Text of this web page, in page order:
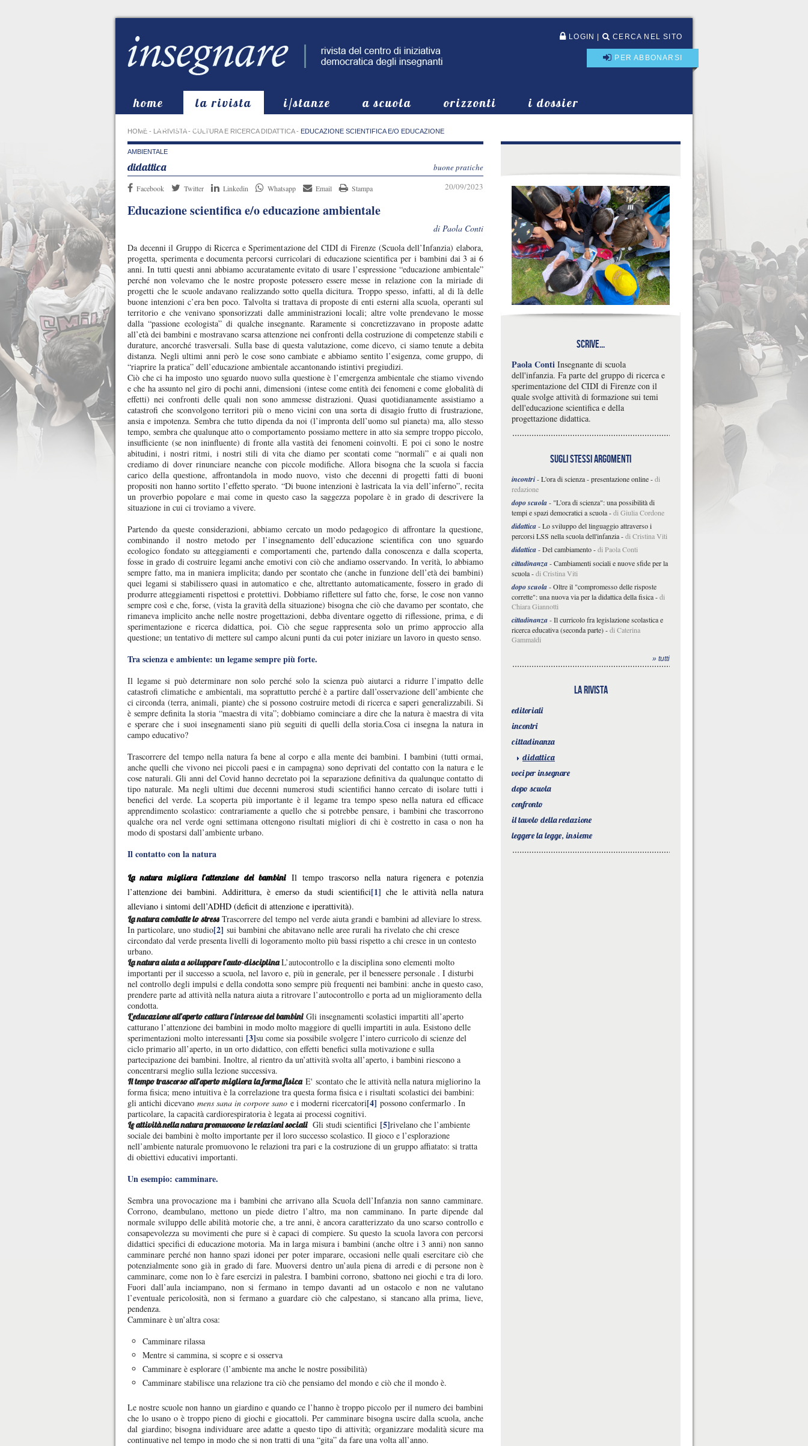
LOGIN CERCA NEL SITO
PER ABBONARSI
home la rivista i/stanze a scuola orizzonti
i dossier
in evidenza
HOME - LA RIVISTA- CULTURA E RICERCA DIDATTICA- EDUCAZIONE SCIENTIFICA E/O EDUCAZIONE
AMBIENTALE
buone pratiche
didattica
Facebook Twitter Linkedin Whatsapp Email Stampa 20/09/2023
Educazione scientifica e/o educazione ambientale
di Paola Conti
Da decenni il Gruppo di Ricerca e Sperimentazione del CIDI di Firenze (Scuola dell’Infanzia) elabora,
progetta, sperimenta e documenta percorsi curricolari di educazione scientifica per i bambini dai 3 ai 6
anni. In tutti questi anni abbiamo accuratamente evitato di usare l’espressione “educazione ambientale”
perché non volevamo che le nostre proposte potessero essere messe in relazione con la miriade di
progetti che le scuole andavano realizzando sotto quella dicitura. Troppo spesso, infatti, al di là delle
buone intenzioni c’era ben poco. Talvolta si trattava di proposte di enti esterni alla scuola, operanti sul
territorio e che venivano sponsorizzati dalle amministrazioni locali; altre volte prendevano le mosse
dalla “passione ecologista” di qualche insegnante. Raramente si concretizzavano in proposte adatte
all’età dei bambini e mostravano scarsa attenzione nei confronti della costruzione di competenze stabili e
durature, ancorché trasversali. Sulla base di questa valutazione, come dicevo, ci siamo tenute a debita
distanza. Negli ultimi anni però le cose sono cambiate e abbiamo sentito l’esigenza, come gruppo, di
“riaprire la pratica” dell’educazione ambientale accantonando istintivi pregiudizi.
Ciò che ci ha imposto uno sguardo nuovo sulla questione è l’emergenza ambientale che stiamo vivendo
e che ha assunto nel giro di pochi anni, dimensioni (intese come entità dei fenomeni e come globalità di
effetti) nei confronti delle quali non sono ammesse distrazioni. Quasi quotidianamente assistiamo a
catastrofi che sconvolgono territori più o meno vicini con una sorta di disagio frutto di frustrazione,
ansia e impotenza. Sembra che tutto dipenda da noi (l’impronta dell’uomo sul pianeta) ma, allo stesso
tempo, sembra che qualunque atto o comportamento possiamo mettere in atto sia sempre troppo piccolo,
insufficiente (se non ininfluente) di fronte alla vastità dei fenomeni coinvolti. E poi ci sono le nostre
abitudini, i nostri ritmi, i nostri stili di vita che diamo per scontati come “normali” e ai quali non
crediamo di dover rinunciare neanche con piccole modifiche. Allora bisogna che la scuola si faccia
carico della questione, affrontandola in modo nuovo, visto che decenni di progetti fatti di buoni
propositi non hanno sortito l’effetto sperato. “Di buone intenzioni è lastricata la via dell’inferno”, recita
un proverbio popolare e mai come in questo caso la saggezza popolare è in grado di descrivere la
situazione in cui ci troviamo a vivere.
Partendo da queste considerazioni, abbiamo cercato un modo pedagogico di affrontare la questione,
combinando il nostro metodo per l’insegnamento dell’educazione scientifica con uno sguardo
ecologico fondato su atteggiamenti e comportamenti che, partendo dalla conoscenza e dalla scoperta,
fosse in grado di costruire legami anche emotivi con ciò che andiamo osservando. In verità, lo abbiamo
sempre fatto, ma in maniera implicita; dando per scontato che (anche in funzione dell’età dei bambini)
quei legami si stabilissero quasi in automatico e che, altrettanto automaticamente, fossero in grado di
produrre atteggiamenti rispettosi e protettivi. Dobbiamo riflettere sul fatto che, forse, le cose non vanno
sempre così e che, forse, (vista la gravità della situazione) bisogna che ciò che davamo per scontato, che
rimaneva implicito anche nelle nostre progettazioni, debba diventare oggetto di riflessione, prima, e di
sperimentazione e ricerca didattica, poi. Ciò che segue rappresenta solo un primo approccio alla
questione; un tentativo di mettere sul campo alcuni punti da cui poter iniziare un lavoro in questo senso.
Tra scienza e ambiente: un legame semprepiùforte.
Il legame si può determinare non solo perché solo la scienza può aiutarci a ridurre l’impatto delle
catastrofi climatiche e ambientali, ma soprattutto perché è a partire dall’osservazione dell’ambiente che
ci circonda (terra, animali, piante) che si possono costruire metodi di ricerca e saperi generalizzabili. Si
è sempre definita la storia “maestra di vita”; dobbiamo cominciare a dire che la natura è maestra di vita
e sperare che i suoi insegnamenti siano più seguiti di quelli della storia.Cosa ci insegna la natura in
campo educativo?
Trascorrere del tempo nella natura fa bene al corpo e alla mente dei bambini. I bambini (tutti ormai,
anche quelli che vivono nei piccoli paesi e in campagna) sono deprivati del contatto con la natura e le
cose naturali. Gli anni del Covid hanno decretato poi la separazione definitiva da qualunque contatto di
tipo naturale. Ma negli ultimi due decenni numerosi studi scientifici hanno cercato di isolare tutti i
benefici del verde. La scoperta più importante è il legame tra tempo speso nella natura ed efficace
apprendimento scolastico: contrariamente a quello che si potrebbe pensare, i bambini che trascorrono
qualche ora nel verde ogni settimana ottengono risultati migliori di chi è costretto in casa o non ha
modo di spostarsi dall’ambiente urbano.
Il contatto con la natura
La natura migliora l’attenzione dei bambiniIl tempo trascorso nella natura rigenera e potenzia
l’attenzione dei bambini. Addirittura, è emerso da studi scientifici[1] che le attività nella natura
alleviano i sintomi dell’ADHD (deficit di attenzione e iperattività).
La natura combatte lo stress Trascorrere del tempo nel verde aiuta grandi e bambini ad alleviare lo stress.
In particolare, uno studio[2] sui bambini che abitavano nelle aree rurali ha rivelato che chi cresce
circondato dal verde presenta livelli di logoramento molto più bassi rispetto a chi cresce in un contesto
urbano.
La natura aiuta a sviluppare l’auto-disciplinaL’autocontrollo e la disciplina sono elementi molto
importanti per il successo a scuola, nel lavoro e, più in generale, per il benessere personale . I disturbi
nel controllo degli impulsi e della condotta sono sempre più frequenti nei bambini: anche in questo caso,
prendere parte ad attività nella natura aiuta a ritrovare l’autocontrollo e porta ad un miglioramento della
condotta.
L’educazione all’aperto cattura l’interesse dei bambiniGli insegnamenti scolastici impartiti all’aperto
catturano l’attenzione dei bambini in modo molto maggiore di quelli impartiti in aula. Esistono delle
sperimentazioni molto interessanti [3]su come sia possibile svolgere l’intero curricolo di scienze del
ciclo primario all’aperto, in un orto didattico, con effetti benefici sulla motivazione e sulla
partecipazione dei bambini. Inoltre, al rientro da un’attività svolta all’aperto, i bambini riescono a
concentrarsi meglio sulla lezione successiva.
Il tempo trascorso all’aperto migliora la forma fisicaE' scontato che le attività nella natura migliorino la
forma fisica; meno intuitiva è la correlazione tra questa forma fisica e i risultati scolastici dei bambini:
gli antichi dicevano mens sana in corpore sano e i moderni ricercatori[4] possono confermarlo . In
particolare, la capacità cardiorespiratoria è legata ai processi cognitivi.
Le attività nella natura promuovono le relazioni socialiGli studi scientifici [5]rivelano che l’ambiente
sociale dei bambini è molto importante per il loro successo scolastico. Il gioco e l’esplorazione
nell’ambiente naturale promuovono le relazioni tra pari e la costruzione di un gruppo affiatato: si tratta
di obiettivi educativi importanti.
Un esempio: camminare.
Sembra una provocazione ma i bambini che arrivano alla Scuola dell’Infanzia non sanno camminare.
Corrono, deambulano, mettono un piede dietro l’altro, ma non camminano. In parte dipende dal
normale sviluppo delle abilità motorie che, a tre anni, è ancora caratterizzato da uno scarso controllo e
consapevolezza su movimenti che pure si è capaci di compiere. Su questo la scuola lavora con percorsi
didattici specifici di educazione motoria. Ma in larga misura i bambini (anche oltre i 3 anni) non sanno
camminare perché non hanno spazi idonei per poter imparare, occasioni nelle quali esercitare ciò che
potenzialmente sono già in grado di fare. Muoversi dentro un’aula piena di arredi e di persone non è
camminare, come non lo è fare esercizi in palestra. I bambini corrono, sbattono nei giochi e tra di loro.
Fuori dall’aula inciampano, non si fermano in tempo davanti ad un ostacolo e non ne valutano
l’eventuale pericolosità, non si fermano a guardare ciò che calpestano, si stancano alla prima, lieve,
pendenza.
Camminare è un’altra cosa:
Camminare rilassa
Mentre si cammina, si scopre e si osserva
Camminare è esplorare (l’ambiente ma anche le nostre possibilità)
Camminare stabilisce una relazione tra ciò che pensiamo del mondo e ciò che il mondo è.
Le nostre scuole non hanno un giardino e quando ce l’hanno è troppo piccolo per il numero dei bambini
che lo usano o è troppo pieno di giochi e giocattoli. Per camminare bisogna uscire dalla scuola, anche
dal giardino; bisogna individuare aree adatte a questo tipo di attività; organizzare modalità sicure ma
continuative nel tempo in modo che si non tratti di una “gita” da fare una volta all’anno.
Scrive...
Paola Conti Insegnante di scuola
dell'infanzia. Fa parte del gruppo di ricerca e
sperimentazione del CIDI di Firenze con il
quale svolge attività di formazione sui temi
dell'educazione scientifica e della
progettazione didattica.
sugli stessi argomenti
incontri-L'ora di scienza - presentazione online-di
redazione
dopo scuola- "L’ora di scienza": una possibilità di
tempi e spazi democratici a scuola-di Giulia Cordone
didattica-Lo sviluppo del linguaggio attraverso i
percorsi LSS nella scuola dell'infanzia-di Cristina Viti
didattica-Del cambiamento-di Paola Conti
cittadinanza-Cambiamenti sociali e nuove sfide per la
scuola-di Cristina Viti
dopo scuola-Oltre il "compromesso delle risposte
corrette": una nuova via per la didattica della fisica-di
Chiara Giannotti
cittadinanza-Il curricolo fra legislazione scolastica e
ricerca educativa (seconda parte)-di Caterina
Gammaldi
» tutti
la rivista
editoriali
incontri
cittadinanza
didattica
voci per insegnare
dopo scuola
confronto
il tavolo della redazione
leggere la legge, insieme